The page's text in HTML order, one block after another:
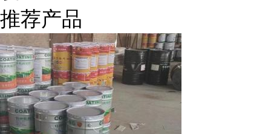
推荐产品